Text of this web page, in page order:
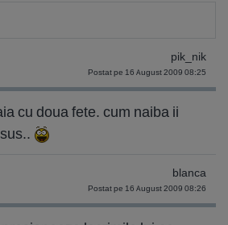
pik_nik
Postat pe 16 August 2009 08:25
cu doua fete. cum naiba ii
blanca
Postat pe 16 August 2009 08:26